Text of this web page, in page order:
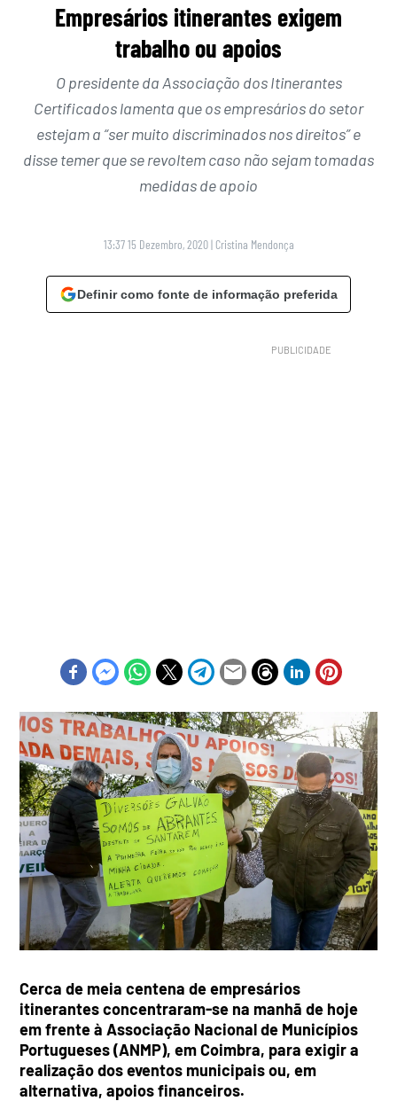
Empresários itinerantes exigem
trabalho ou apoios
O presidente da Associação dos Itinerantes
Certificados lamenta que os empresários do setor
estejam a “ser muito discriminados nos direitos” e
disse temer que se revoltem caso não sejam tomadas
medidas de apoio
13:37 15 Dezembro, 2020 | Cristina Mendonça
Definir como fonte de informação preferida
Cerca de meia centena de empresários
itinerantes concentraram-se na manhã de hoje
em frente à Associação Nacional de Municípios
Portugueses (ANMP), em Coimbra, para exigir a
realização dos eventos municipais ou, em
alternativa, apoios financeiros.